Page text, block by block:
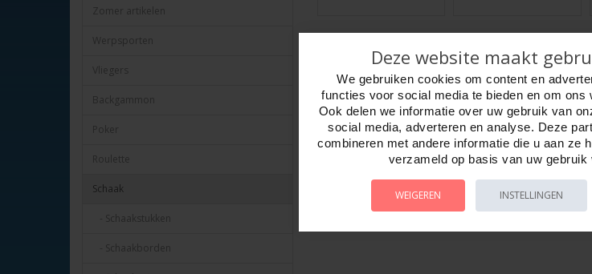
Zomer artikelen
Werpsporten
Vliegers
Backgammon
Poker
Roulette
Schaak
- Schaakstukken
- Schaakborden
Deze website maakt
We gebruiken cookies om content en
functies voor social media te bieden en om ons
Ook delen we informatie over uw gebruik van
social media, adverteren en analyse. Deze
combineren met andere informatie die u aan ze
verzameld op basis van uw gebruik
WEIGEREN INSTELLINGEN